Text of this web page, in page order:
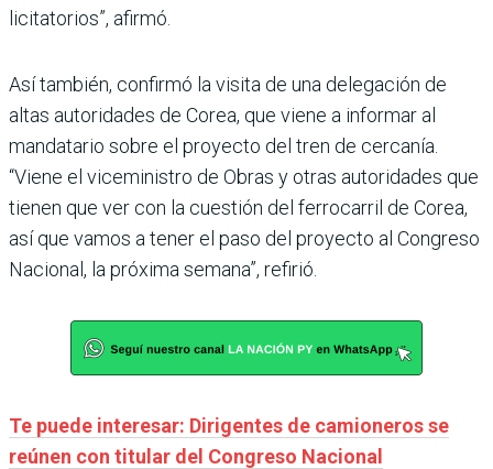
licitatorios”, afirmó.
Así también, confirmó la visita de una delegación de
altas autoridades de Corea, que viene a informar al
mandatario sobre el proyecto del tren de cercanía.
“Viene el viceministro de Obras y otras autoridades que
tienen que ver con la cuestión del ferrocarril de Corea,
así que vamos a tener el paso del proyecto al Congreso
Nacional, la próxima semana”, refirió.
Te puede interesar: Dirigentes de camioneros se
reúnen con titular del Congreso Nacional